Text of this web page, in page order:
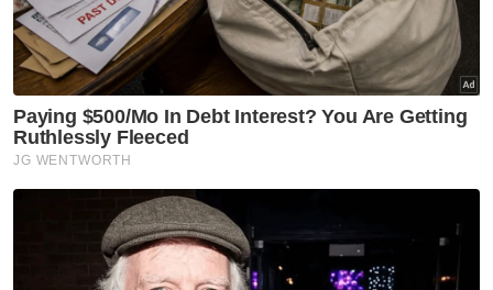
Ahli Parlimen dinasihat tunjuk contoh baik di dewan
rakyat
[VIDEO] Agong titah Ahli Parlimen digantung 14 hari
jika tidak jaga adab
[VIDEO] Agong titah tidak akan layan permintaan
yang menggugat kestabilan politik
"Selaku ahli dewan, saya akan berjanji untuk
menjunjung tinggi titah baginda Tuanku agar
dapat menjaga adab dan tatatertib ketika
berada di dalam dewan, serta memberi